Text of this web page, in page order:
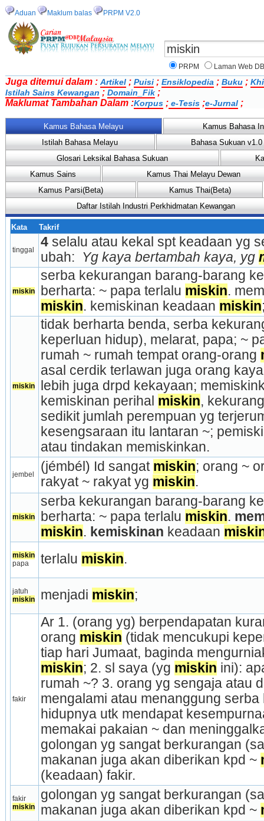
Aduan Maklum balas PRPM V2.0
PRPM Laman Web
Juga ditemui dalam : Artikel ; Puisi ; Ensiklopedia ; Buku ;
Istilah Sains Kewangan ; Domain_Fik ;
Maklumat Tambahan Dalam :Korpus ; e-Tesis ;e-Jurnal ;
Kamus Bahasa Melayu
Kamus Bahasa
Istilah Bahasa Melayu
Bahasa Sukuan v1.0
Glosari Leksikal Bahasa Sukuan
Kamus Sains
Kamus Thai Melayu Dewan
Kamus Parsi(Beta)
Kamus Thai(Beta)
Daftar Istilah Industri Perkhidmatan Kewangan
Kata Takrif
tinggal
4 selalu atau kekal spt keadaan yg
ubah: Yg kaya bertambah kaya, yg
miskin
serba kekurangan barang-barang
berharta: ~ papa terlalu miskin
miskin. kemiskinan keadaan miskin
miskin
tidak berharta benda, serba
keperluan hidup), me­larat, papa; ~
rumah ~ rumah tempat orang-orang
asal cerdik terlawan juga orang
lebih juga drpd kekayaan;
kemiskinan perihal miskin,
sedikit jumlah perempuan yg
kesengsaraan itu lantaran ~;
atau tin­dakan memiskinkan.
jembel
(jémbél) Id sangat miskin; orang ~
rakyat ~ rakyat yg miskin.
miskin
serba kekurangan barang-barang
berharta: ~ papa terlalu miskin.
miskin. kemiskinan keadaan
miskin
papa
terlalu miskin.
miskin
menjadi miskin;
fakir
Ar 1. (orang yg) berpendapatan
orang miskin (tidak mencukupi
miskin; 2. sl saya (yg miskin ini):
rumah ~? 3. orang yg sengaja atau
mengalami atau menanggung
hidupnya utk mendapat
memakai pakaian ~ dan
golongan yg sangat berkurangan
makanan juga akan diberikan kpd ~
(keadaan) fakir.
fakir
miskin
golongan yg sangat berkurangan
makanan juga akan diberikan kpd ~